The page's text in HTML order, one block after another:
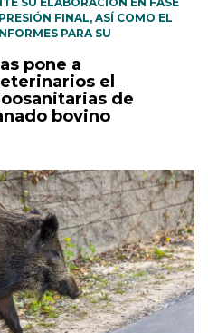
FINAL, ASÍ COMO EL
PARA SU
pone a
el
de
bovino